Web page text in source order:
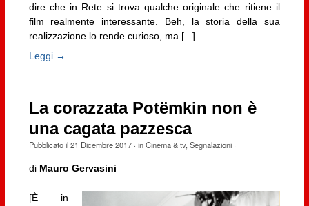
dire che in Rete si trova qualche originale che ritiene il
film realmente interessante. Beh, la storia della sua
realizzazione lo rende curioso, ma [...]
Leggi →
La corazzata Potëmkin non è
una cagata pazzesca
Pubblicato il21 Dicembre 2017· inCinema & tv,Segnalazioni·
di Mauro Gervasini
[È in